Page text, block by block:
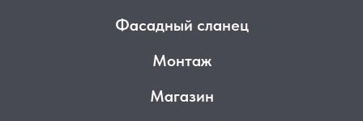
Фасадный сланец
Монтаж
Магазин